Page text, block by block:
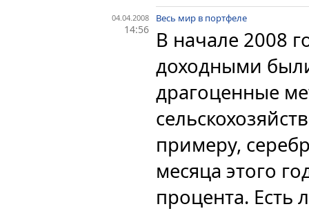
04.04.2008
14:56
Весь мир в портфеле
В начале 2008
доходными
драгоценные
примеру,
месяца этого
процента.